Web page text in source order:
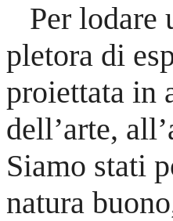
Per lodare
pletora di
proiettata in
dell’arte,
Siamo stati
natura